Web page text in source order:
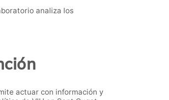
analiza los
actuar con información y